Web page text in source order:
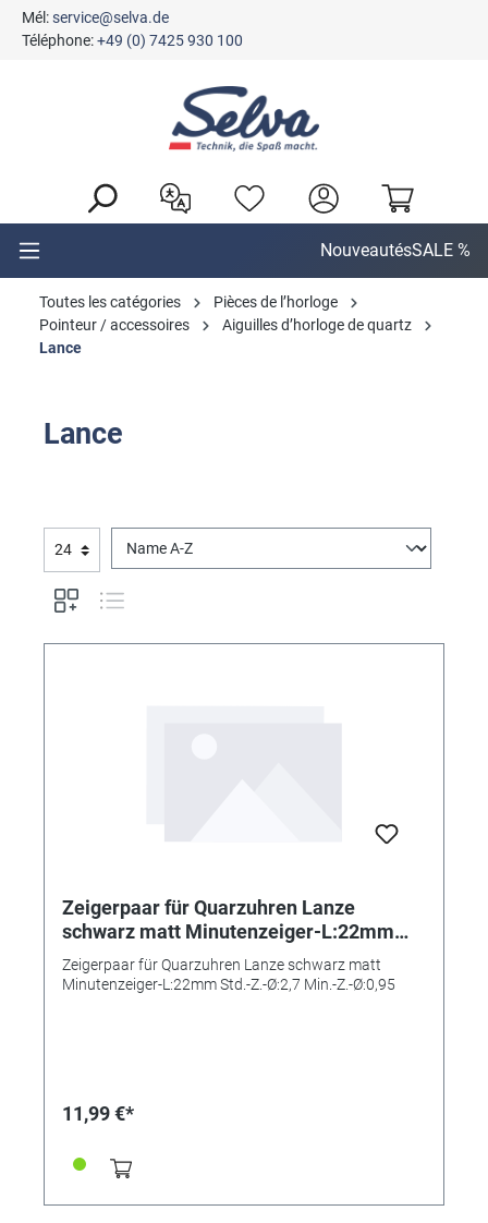
principal
Mél:service@selva.de
Téléphone:+49 (0) 7425 930 100
NouveautésSALE %
Toutes les catégories
Pièces de l’horloge
Pointeur / accessoires
Aiguilles d’horloge de quartz
Lance
Lance
Zeigerpaar für Quarzuhren Lanze
schwarz matt Minutenzeiger-L:22mm
Std.-Z.-Ø:2,7 Min.-Z.-Ø:0,95
Zeigerpaar für Quarzuhren Lanze schwarz matt
Minutenzeiger-L:22mm Std.-Z.-Ø:2,7 Min.-Z.-Ø:0,95
11,99 €*